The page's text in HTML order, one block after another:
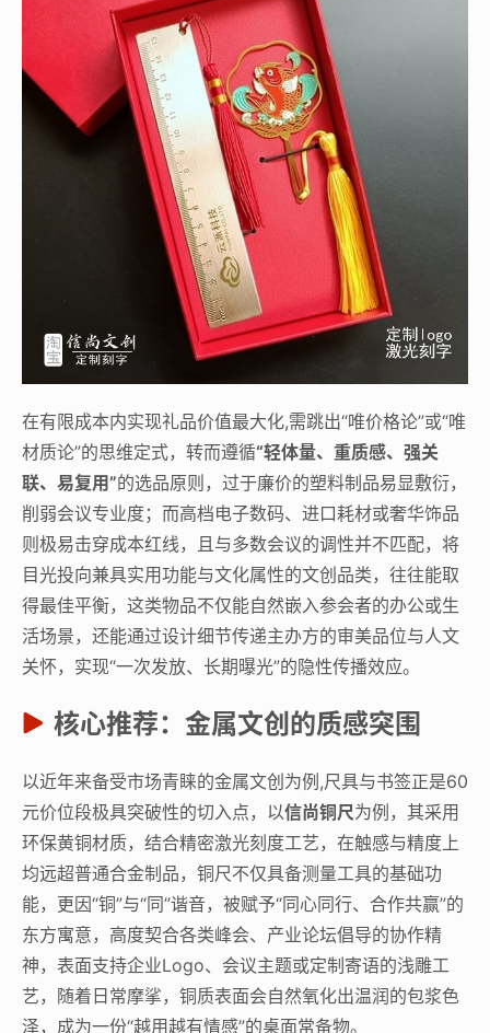
在有限成本内实现礼品价值最大化,需跳出“唯价格论”或“唯
材质论”的思维定式，转而遵循“轻体量、重质感、强关
联、易复用”的选品原则，过于廉价的塑料制品易显敷衍，
削弱会议专业度；而高档电子数码、进口耗材或奢华饰品
则极易击穿成本红线，且与多数会议的调性并不匹配，将
目光投向兼具实用功能与文化属性的文创品类，往往能取
得最佳平衡，这类物品不仅能自然嵌入参会者的办公或生
活场景，还能通过设计细节传递主办方的审美品位与人文
关怀，实现“一次发放、长期曝光”的隐性传播效应。
核心推荐：金属文创的质感突围
以近年来备受市场青睐的金属文创为例,尺具与书签正是60
元价位段极具突破性的切入点，以信尚铜尺为例，其采用
环保黄铜材质，结合精密激光刻度工艺，在触感与精度上
均远超普通合金制品，铜尺不仅具备测量工具的基础功
能，更因“铜”与“同”谐音，被赋予“同心同行、合作共赢”的
东方寓意，高度契合各类峰会、产业论坛倡导的协作精
神，表面支持企业Logo、会议主题或定制寄语的浅雕工
艺，随着日常摩挲，铜质表面会自然氧化出温润的包浆色
泽，成为一份“越用越有情感”的桌面常备物。